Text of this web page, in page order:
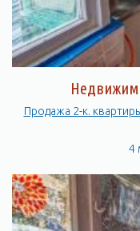
Продажа 2-к.
4